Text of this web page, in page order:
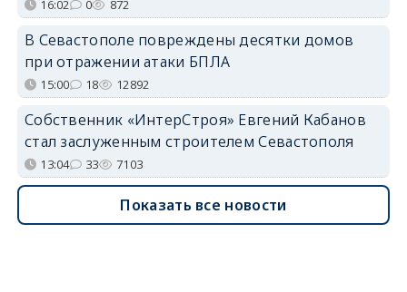
16:02 0 872
В Севастополе повреждены десятки домов
при отражении атаки БПЛА
15:00 18 12892
Собственник «ИнтерСтроя» Евгений Кабанов
стал заслуженным строителем Севастополя
13:04 33 7103
Показать все новости